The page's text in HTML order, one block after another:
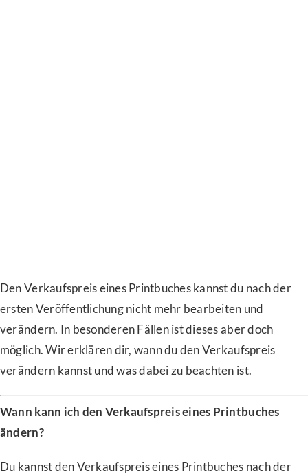
Den Verkaufspreis eines Printbuches kannst du nach der
ersten Veröffentlichung nicht mehr bearbeiten und
verändern. In besonderen Fällen ist dieses aber doch
möglich. Wir erklären dir, wann du den Verkaufspreis
verändern kannst und was dabei zu beachten ist.
Wann kann ich den Verkaufspreis eines Printbuches
ändern?
Du kannst den Verkaufspreis eines Printbuches nach der